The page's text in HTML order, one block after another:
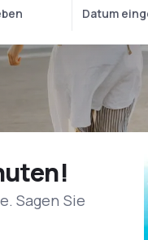
Sagen Sie